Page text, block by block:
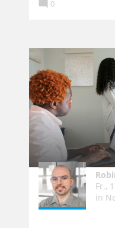
 0
Fr.,
in